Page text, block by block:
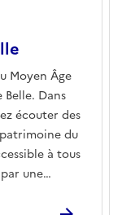
Moyen Âge
Dans
écouter des
du
à tous
une